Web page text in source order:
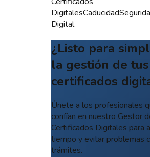
DigitalesCaducidad
Digital
¿Listo para
la gestión de tus
certificados
Únete a los profesionales
confían en nuestro Gestor
Certificados Digitales para
tiempo y evitar problemas
trámites.